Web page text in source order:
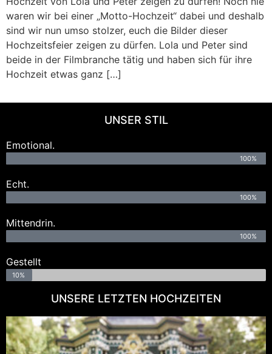
waren wir bei einer „Motto-Hochzeit“ dabei und deshalb
sind wir nun umso stolzer, euch die Bilder dieser
Hochzeitsfeier zeigen zu dürfen. Lola und Peter sind
beide in der Filmbranche tätig und haben sich für ihre
Hochzeit etwas ganz […]
UNSER STIL
Emotional.
100%
Echt.
100%
Mittendrin.
100%
Gestellt
10%
UNSERE LETZTEN HOCHZEITEN